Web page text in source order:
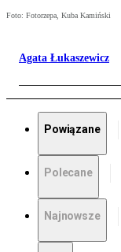
Foto: Fotorzepa, Kuba Kamiński
Agata Łukaszewicz
Powiązane
Polecane
Najnowsze